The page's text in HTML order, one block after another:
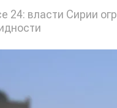
24: власти Сирии